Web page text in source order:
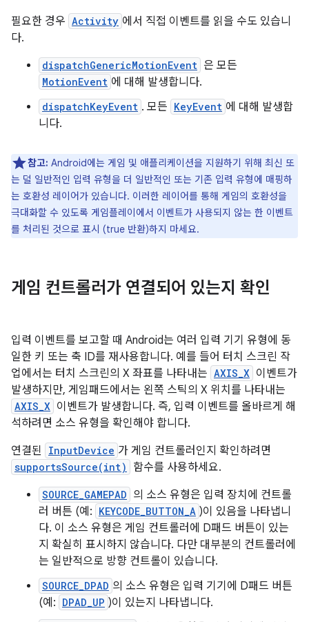
필요한 경우 Activity 에서 직접 이벤트를 읽을 수도 있습니
다.
dispatchGenericMotionEvent 은 모든
MotionEvent 에 대해 발생합니다.
dispatchKeyEvent . 모든 KeyEvent 에 대해 발생합
니다.
참고: Android에는 게임 및 애플리케이션을 지원하기 위해 최신 또
는 덜 일반적인 입력 유형을 더 일반적인 또는 기존 입력 유형에 매핑하
는 호환성 레이어가 있습니다. 이러한 레이어를 통해 게임의 호환성을
극대화할 수 있도록 게임플레이에서 이벤트가 사용되지 않는 한 이벤트
를 처리된 것으로 표시 (true 반환)하지 마세요.
게임 컨트롤러가 연결되어 있는지 확인
입력 이벤트를 보고할 때 Android는 여러 입력 기기 유형에 동
일한 키 또는 축 ID를 재사용합니다. 예를 들어 터치 스크린 작
업에서는 터치 스크린의 X 좌표를 나타내는 AXIS_X 이벤트가
발생하지만, 게임패드에서는 왼쪽 스틱의 X 위치를 나타내는
AXIS_X 이벤트가 발생합니다. 즉, 입력 이벤트를 올바르게 해
석하려면 소스 유형을 확인해야 합니다.
연결된 InputDevice 가 게임 컨트롤러인지 확인하려면
supportsSource(int) 함수를 사용하세요.
SOURCE_GAMEPAD 의 소스 유형은 입력 장치에 컨트롤
러 버튼 (예: KEYCODE_BUTTON_A )이 있음을 나타냅니
다. 이 소스 유형은 게임 컨트롤러에 D패드 버튼이 있는
지 확실히 표시하지 않습니다. 다만 대부분의 컨트롤러에
는 일반적으로 방향 컨트롤이 있습니다.
SOURCE_DPAD 의 소스 유형은 입력 기기에 D패드 버튼
(예: DPAD_UP )이 있는지 나타냅니다.